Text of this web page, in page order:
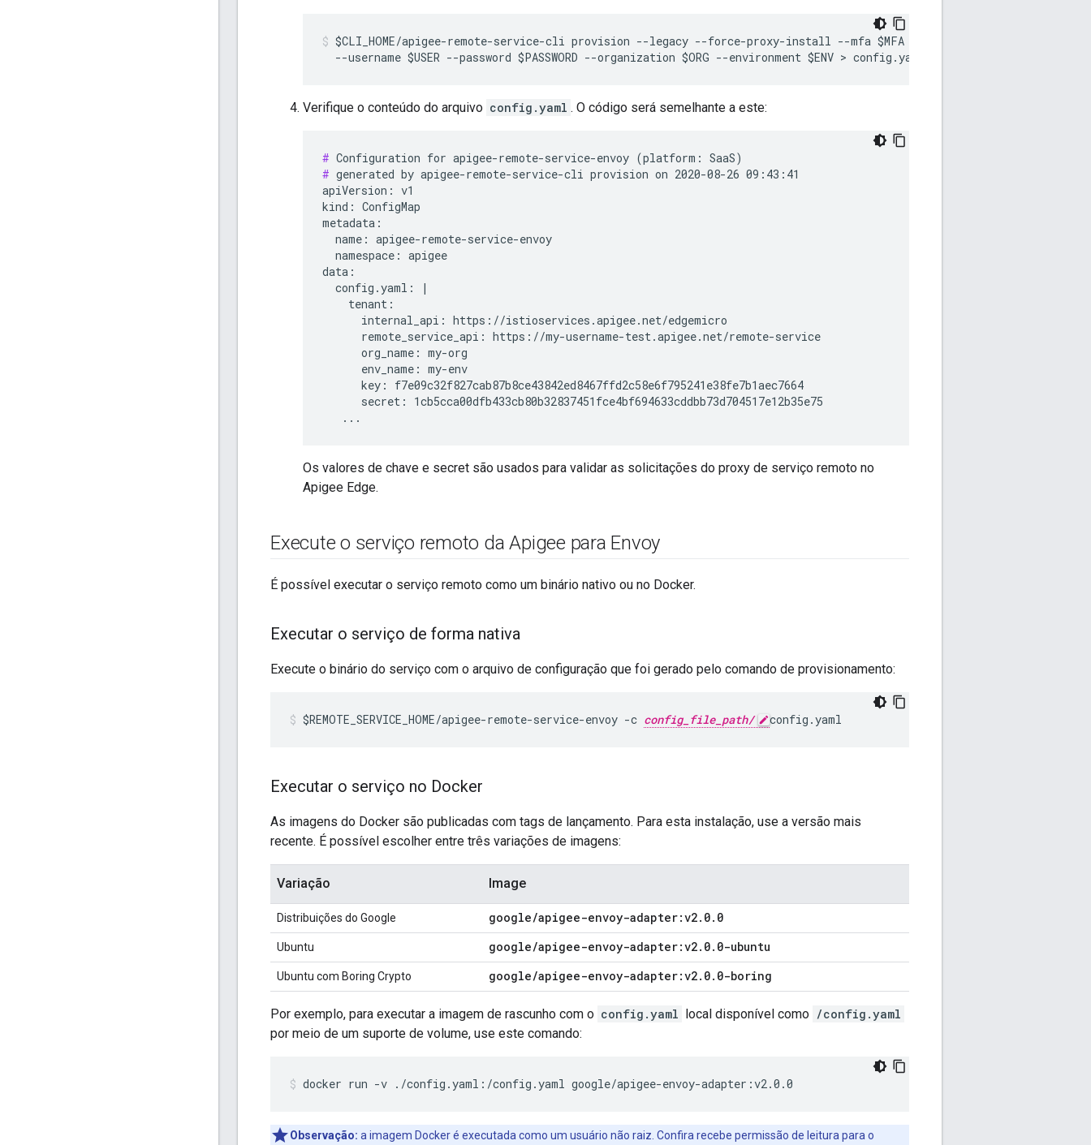
$CLI_HOME/apigee-remote-service-cli provision --legacy --force-proxy-install --mfa $MFA \
  --username $USER --password $PASSWORD --organization $ORG --environment $ENV > config.yaml
Verifique o conteúdo do arquivo config.yaml . O código será semelhante a este:
#
# generated by apigee-remote-service-cli provision on 2020-08-26 09:43:41
apiVersion: v1
kind: ConfigMap
metadata:
  name: apigee-remote-service-envoy
  namespace: apigee
data:
  config.yaml: |
    tenant:
      internal_api: https://istioservices.apigee.net/edgemicro
      remote_service_api: https://my-username-test.apigee.net/remote-service
      org_name: my-org
      env_name: my-env
      key: f7e09c32f827cab87b8ce43842ed8467ffd2c58e6f795241e38fe7b1aec7664
      secret: 1cb5cca00dfb433cb80b32837451fce4bf694633cddbb73d704517e12b35e75
   ...
Os valores de chave e secret são usados para validar as solicitações do proxy de serviço remoto no
Apigee Edge.
Execute o serviço remoto da Apigee para Envoy
É possível executar o serviço remoto como um binário nativo ou no Docker.
Executar o serviço de forma nativa
Execute o binário do serviço com o arquivo de configuração que foi gerado pelo comando de provisionamento:
$REMOTE_SERVICE_HOME/apigee-remote-service-envoy -c config_file_path/ config.yaml
Executar o serviço no Docker
As imagens do Docker são publicadas com tags de lançamento. Para esta instalação, use a versão mais
recente. É possível escolher entre três variações de imagens:
Variação Image
Distribuições do Google google/apigee-envoy-adapter:v2. 0. 0
Ubuntu google/apigee-envoy-adapter:v2. 0. 0-ubuntu
Ubuntu com Boring Crypto google/apigee-envoy-adapter:v2. 0. 0-boring
Por exemplo, para executar a imagem de rascunho com o config.yaml local disponível como /config.yaml
por meio de um suporte de volume, use este comando:
Observação: a imagem Docker é executada como um usuário não raiz. Confira recebe permissão de leitura para o